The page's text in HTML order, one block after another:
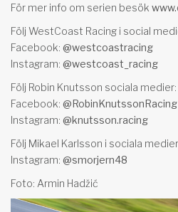
För mer info om serien besök
Följ WestCoast Racing i social
Facebook: @westcoastracing
Instagram: @westcoast_racing
Följ Robin Knutsson sociala medier:
Facebook: @RobinKnutssonRacing
Instagram: @knutsson.racing
Följ Mikael Karlsson i sociala
Instagram: @smorjern48
Foto: Armin Hadžić